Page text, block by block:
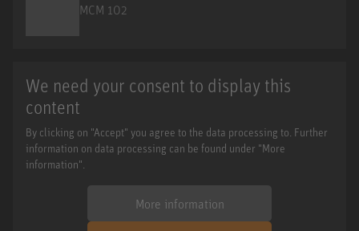
MCM 102
We need your consent to display this
content
By clicking on "Accept" you agree to the data processing to. Further
information on data processing can be found under "More
information".
More information